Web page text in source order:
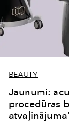
BEAUTY
Jaunumi:
procedūras